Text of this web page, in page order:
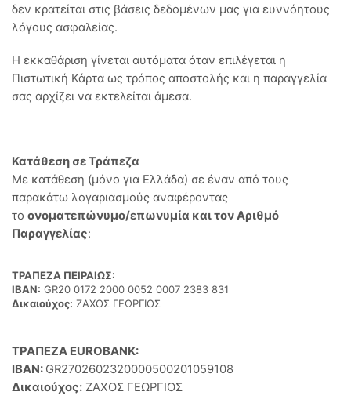
δεν κρατείται στις βάσεις δεδομένων μας για ευννόητους
λόγους ασφαλείας.
Η εκκαθάριση γίνεται αυτόματα όταν επιλέγεται η
Πιστωτική Κάρτα ως τρόπος αποστολής και η παραγγελία
σας αρχίζει να εκτελείται άμεσα.
Κατάθεση σε Τράπεζα
Με κατάθεση (μόνο για Ελλάδα) σε έναν από τους
παρακάτω λογαριασμούς αναφέροντας
το ονοματεπώνυμο/επωνυμία και τον Αριθμό
Παραγγελίας:
ΤΡΑΠΕΖΑ ΠΕΙΡΑΙΩΣ:
IBAN: GR20 0172 2000 0052 0007 2383 831
Δικαιούχος: ΖΑΧΟΣ ΓΕΩΡΓΙΟΣ
ΤΡΑΠΕΖΑ EUROBANK:
IBAN: GR2702602320000500201059108
Δικαιούχος: ΖΑΧΟΣ ΓΕΩΡΓΙΟΣ